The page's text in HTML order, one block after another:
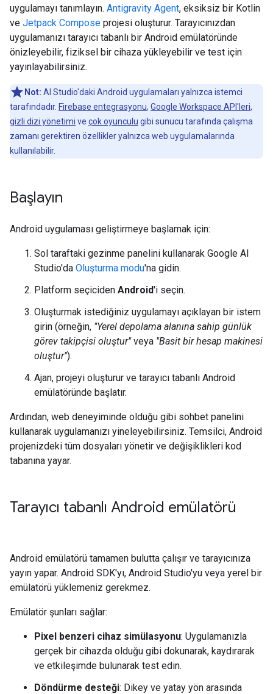
uygulamayı tanımlayın. Antigravity Agent, eksiksiz bir Kotlin
ve Jetpack Compose projesi oluşturur. Tarayıcınızdan
uygulamanızı tarayıcı tabanlı bir Android emülatöründe
önizleyebilir, fiziksel bir cihaza yükleyebilir ve test için
yayınlayabilirsiniz.
Not: AI Studio'daki Android uygulamaları yalnızca istemci
tarafındadır. Firebase entegrasyonu, Google Workspace API'leri,
gizli dizi yönetimi ve çok oyunculu gibi sunucu tarafında çalışma
zamanı gerektiren özellikler yalnızca web uygulamalarında
kullanılabilir.
Başlayın
Android uygulaması geliştirmeye başlamak için:
Sol taraftaki gezinme panelini kullanarak Google AI
Studio'da Oluşturma modu'na gidin.
Platform seçiciden Android'i seçin.
Oluşturmak istediğiniz uygulamayı açıklayan bir istem
girin (örneğin, "Yerel depolama alanına sahip günlük
görev takipçisi oluştur"veya "Basit bir hesap makinesi
oluştur").
Ajan, projeyi oluşturur ve tarayıcı tabanlı Android
emülatöründe başlatır.
Ardından, web deneyiminde olduğu gibi sohbet panelini
kullanarak uygulamanızı yineleyebilirsiniz. Temsilci, Android
projenizdeki tüm dosyaları yönetir ve değişiklikleri kod
tabanına yayar.
Tarayıcı tabanlı Android emülatörü
Android emülatörü tamamen bulutta çalışır ve tarayıcınıza
yayın yapar. Android SDK'yı, Android Studio'yu veya yerel bir
emülatörü yüklemeniz gerekmez.
Emülatör şunları sağlar:
Pixel benzeri cihaz simülasyonu: Uygulamanızla
gerçek bir cihazda olduğu gibi dokunarak, kaydırarak
ve etkileşimde bulunarak test edin.
Döndürme desteği: Dikey ve yatay yön arasında